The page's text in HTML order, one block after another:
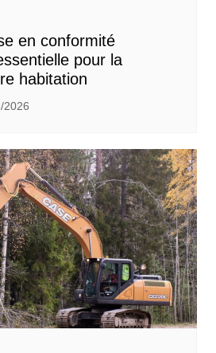
en conformité
pour la
habitation
2026